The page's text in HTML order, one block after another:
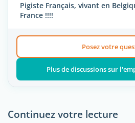
Pigiste Français, vivant en
France !!!!
Posez votre
Plus de discussions sur
Continuez votre lecture